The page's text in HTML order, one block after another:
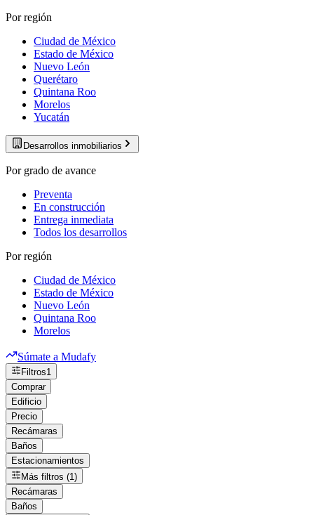
Por región
Ciudad de México
Estado de México
Nuevo León
Querétaro
Quintana Roo
Morelos
Yucatán
Desarrollos inmobiliarios
Por grado de avance
Preventa
En construcción
Entrega inmediata
Todos los desarrollos
Por región
Ciudad de México
Estado de México
Nuevo León
Quintana Roo
Morelos
Súmate a Mudafy
Filtros1
Comprar
Edificio
Precio
Recámaras
Baños
Estacionamientos
Más filtros (1)
Recámaras
Baños